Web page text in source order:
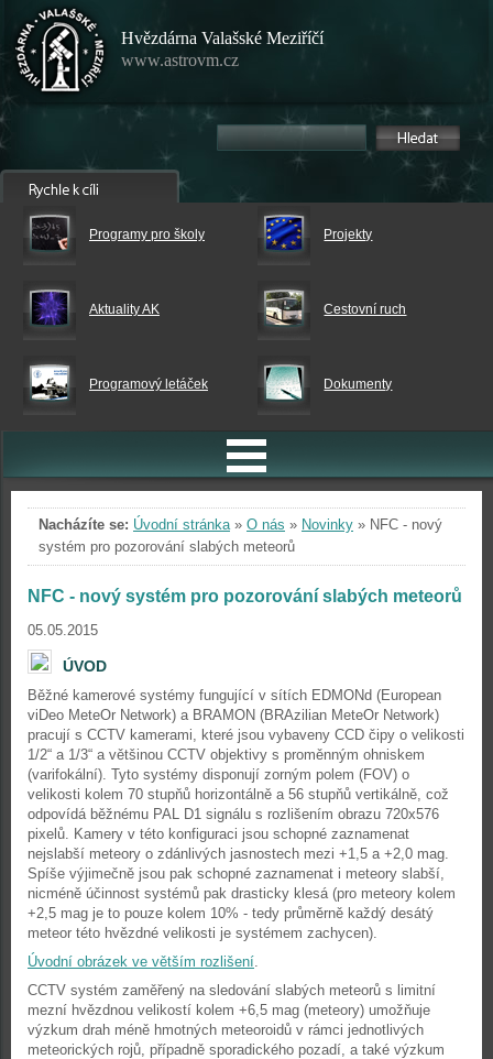
Hvězdárna Valašské Meziříčí
www.astrovm.cz
Programy pro školy Projekty
Aktuality AK Cestovní ruch
Programový letáček Dokumenty
Nacházíte se: Úvodní stránka» O nás » Novinky » NFC - nový
systém pro pozorování slabých meteorů
NFC - nový systém pro pozorování slabých meteorů
05.05.2015
ÚVOD
Běžné kamerové systémy fungující v sítích EDMONd (European
viDeo MeteOr Network) a BRAMON (BRAzilian MeteOr Network)
pracují s CCTV kamerami, které jsou vybaveny CCD čipy o velikosti
1/2“ a 1/3“ a většinou CCTV objektivy s proměnným ohniskem
(varifokální). Tyto systémy disponují zorným polem (FOV) o
velikosti kolem 70 stupňů horizontálně a 56 stupňů vertikálně, což
odpovídá běžnému PAL D1 signálu s rozlišením obrazu 720x576
pixelů. Kamery v této konfiguraci jsou schopné zaznamenat
nejslabší meteory o zdánlivých jasnostech mezi +1,5 a +2,0 mag.
Spíše výjimečně jsou pak schopné zaznamenat i meteory slabší,
nicméně účinnost systémů pak drasticky klesá (pro meteory kolem
+2,5 mag je to pouze kolem 10% - tedy průměrně každý desátý
meteor této hvězdné velikosti je systémem zachycen).
Úvodní obrázek ve větším rozlišení.
CCTV systém zaměřený na sledování slabých meteorů s limitní
mezní hvězdnou velikostí kolem +6,5 mag (meteory) umožňuje
výzkum drah méně hmotných meteoroidů v rámci jednotlivých
meteorických rojů, případně sporadického pozadí, a také výzkum